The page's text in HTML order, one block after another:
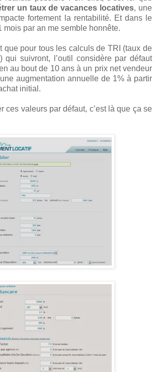
un taux de vacances locatives, une
fortement la rentabilité. Et dans le
mois par an me semble honnête.
que pour tous les calculs de TRI (taux de
qui suivront, l’outil considère par défaut
au bout de 10 ans à un prix net vendeur
augmentation annuelle de 1% à partir
initial.
ces valeurs par défaut, c’est là que ça se